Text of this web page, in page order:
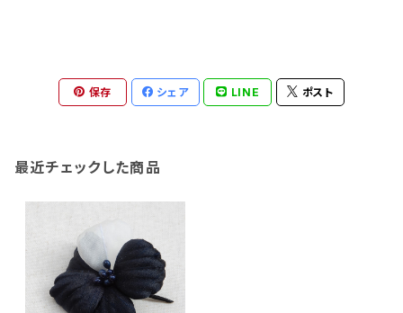
保存 シェア LINE ポスト
最近チェックした商品